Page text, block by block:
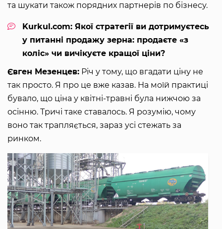
та шукати також порядних партнерів по бізнесу.
Kurkul.com: Якої стратегії ви дотримуєтесь
у питанні продажу зерна: продаєте «з
коліс» чи вичікуєте кращої ціни?
Євген Мезенцев: Річ у тому, що вгадати ціну не
так просто. Я про це вже казав. На моїй практиці
бувало, що ціна у квітні-травні була нижчою за
осінню. Тричі таке ставалось. Я розумію, чому
воно так трапляється, зараз усі стежать за
ринком.